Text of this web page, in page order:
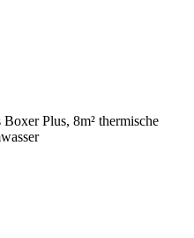
Plus, 8m² thermische